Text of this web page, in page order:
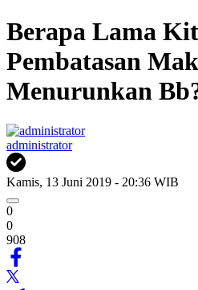
Berapa Lama
Pembatasan
Menurunkan
administrator
Kamis, 13 Juni 2019 - 20:36 WIB
0
0
908